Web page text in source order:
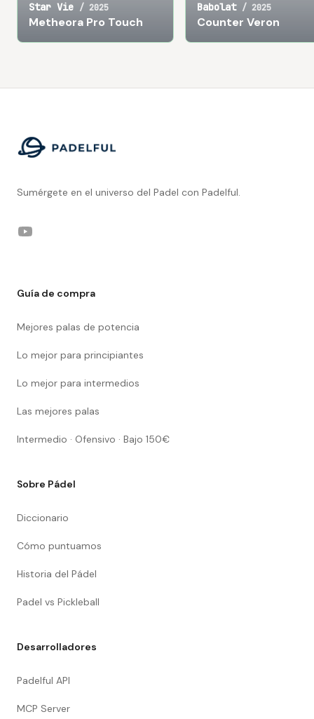
Star Vie / 2025
Metheora Pro Touch
Babolat / 2025
Counter Veron
Sumérgete en el universo del Padel con Padelful.
YouTube
Guía de compra
Mejores palas de potencia
Lo mejor para principiantes
Lo mejor para intermedios
Las mejores palas
Intermedio · Ofensivo · Bajo 150€
Sobre Pádel
Diccionario
Cómo puntuamos
Historia del Pádel
Padel vs Pickleball
Desarrolladores
Padelful API
MCP Server